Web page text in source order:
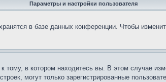
Параметры и настройки пользователя
в базе данных конференции. Чтобы
в котором находитесь вы. В этом случае
могут только зарегистрированные